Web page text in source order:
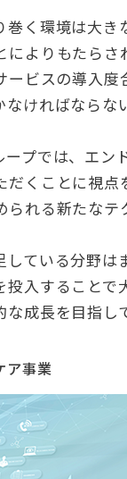
巻く環境は大
によりもたら
ビスの導入
ければならな
ープでは、エ
だくことに視
れる新たなテ
している分野
投入すること
成長を目指し
ア事業